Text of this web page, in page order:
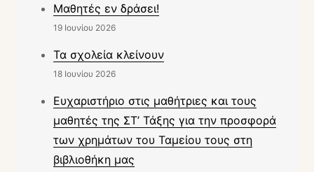
Μαθητές εν δράσει!
19 Ιουνίου 2026
Τα σχολεία κλείνουν
18 Ιουνίου 2026
Ευχαριστήριο στις μαθήτριες και τους
μαθητές της ΣΤ’ Τάξης για την προσφορά
των χρημάτων του Ταμείου τους στη
βιβλιοθήκη μας